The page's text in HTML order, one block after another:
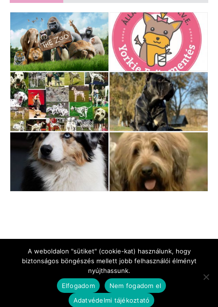
Jogi Nyilatkozat Impresszum
Adatkezelési tájékoztató
A weboldalon "sütiket" (cookie-kat) használunk, hogy
biztonságos böngészés mellett jobb felhasználói élményt
nyújthassunk.
Elfogadom
Nem fogadom el
Adatvédelmi tájékoztató